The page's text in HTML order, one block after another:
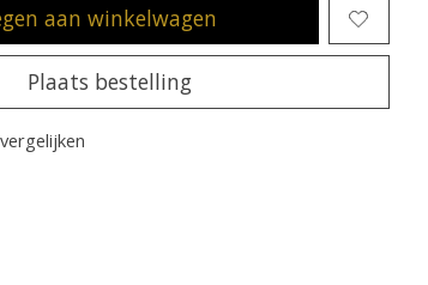
aan winkelwagen
Plaats bestelling